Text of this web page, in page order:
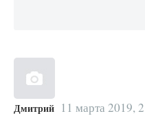
Дмитрий 11 марта 2019,